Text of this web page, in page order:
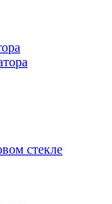
стекле